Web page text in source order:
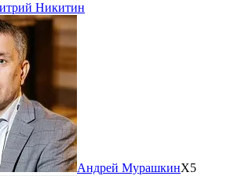
Никитин
Андрей МурашкинХ5